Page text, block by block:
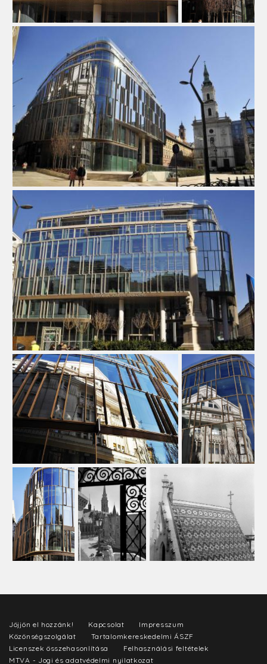
Jöjjön el hozzánk! Kapcsolat
Impresszum
Közönségszolgálat
Tartalomkereskedelmi ÁSZF
Licenszek összehasonlítása
Felhasználási feltételek
MTVA - Jogi és adatvédelmi nyilatkozat